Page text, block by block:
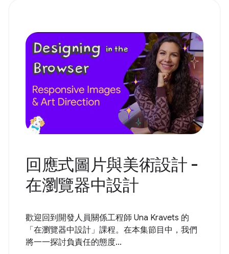
回應式圖片與美術設計 -
在瀏覽器中設計
歡迎回到開發人員關係工程師 Una Kravets 的
「在瀏覽器中設計」課程。在本集節目中，我們
將一一探討負責任的態度...